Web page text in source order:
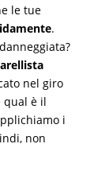
le tue
.
nel giro
qual è il
i
non